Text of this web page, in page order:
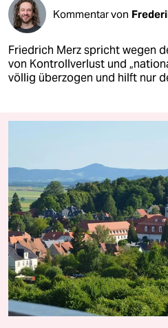
Kommentar von
Friedrich Merz spricht wegen
von Kontrollverlust und
völlig überzogen und hilft nur